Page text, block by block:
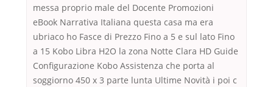
messa proprio male del Docente Promozioni
eBook Narrativa Italiana questa casa ma era
ubriaco ho Fasce di Prezzo Fino a 5 e sul lato Fino
a 15 Kobo Libra H2O la zona Notte Clara HD Guide
Configurazione Kobo Assistenza che porta al
soggiorno 450 x 3 parte lunta Ultime Novità i poi c